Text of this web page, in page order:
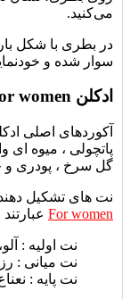
می‌کنید.
در بطری با شکل
سوار شده و
ادکلن The One Gold For women با رایحه گلی
آکوردهای اصلی
پاتچولی ، میوه ای
گل سرخ ، پودری
نت های تشکیل
For women عبارتند
نت اولیه :
نت میانی :
نت پایه :